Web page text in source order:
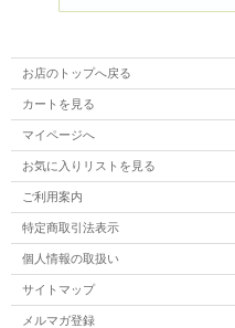
お店のトップへ戻る
カートを見る
マイページへ
お気に入りリストを見る
ご利用案内
特定商取引法表示
個人情報の取扱い
サイトマップ
メルマガ登録